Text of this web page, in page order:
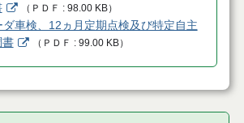
（ ＰＤＦ 98.00 KB）
車検、12ヵ月定期点検及び特定自主
（ ＰＤＦ 99.00 KB）